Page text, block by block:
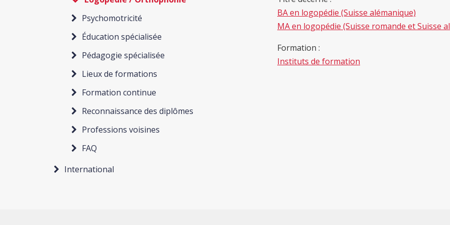
Psychomotricité
Éducation spécialisée
Pédagogie spécialisée
Lieux de formations
Formation continue
Reconnaissance des diplômes
Professions voisines
FAQ
International
BA en logopédie (Suisse alémanique)
MA en logopédie (Suisse romande et Suisse
Formation :
Instituts de formation